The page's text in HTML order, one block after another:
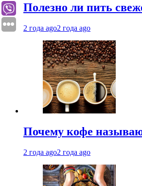
Полезно ли пить
2 года ago2 года ago
Почему кофе
2 года ago2 года ago